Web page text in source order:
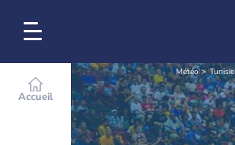
Accueil
Météo Tunisie